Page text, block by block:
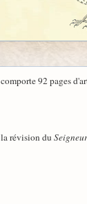
92 pages
révision du